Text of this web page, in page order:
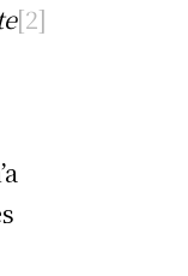
[2]